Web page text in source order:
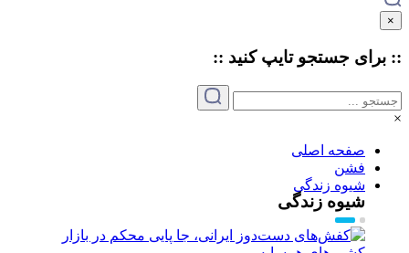
×
:: برای جستجو تایپکنید ::
×
صفحه اصلی
فشن
شیوه زندگی
شیوه زندگی